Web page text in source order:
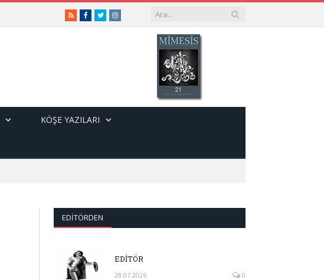
RSSFacebook
TwitterInstagram
KÖŞE YAZILARI
EDITÖRDEN
EDİTÖR
28.07.2026 0